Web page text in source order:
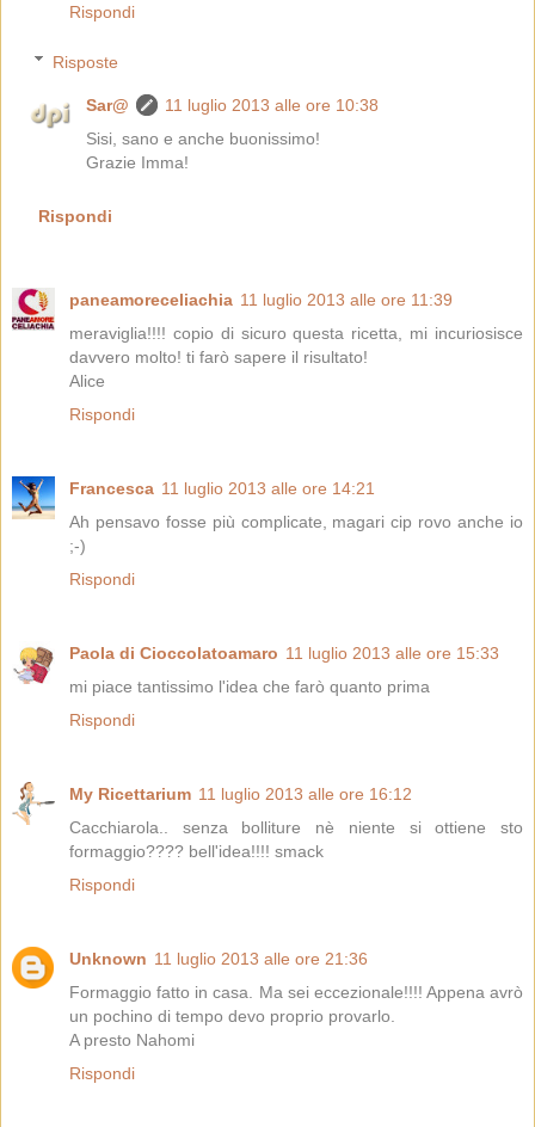
Rispondi
Risposte
Sar@
11 luglio 2013 alle ore 10:38
Sisi, sano e anche buonissimo!
Grazie Imma!
Rispondi
paneamoreceliachia 11 luglio 2013 alle ore 11:39
meraviglia!!!! copio di sicuro questa ricetta, mi incuriosisce
davvero molto! ti farò sapere il risultato!
Alice
Rispondi
Francesca 11 luglio 2013 alle ore 14:21
Ah pensavo fosse più complicate, magari cip rovo anche io
;-)
Rispondi
Paola di Cioccolatoamaro 11 luglio 2013 alle ore 15:33
mi piace tantissimo l'idea che farò quanto prima
Rispondi
My Ricettarium 11 luglio 2013 alle ore 16:12
Cacchiarola.. senza bolliture nè niente si ottiene sto
formaggio???? bell'idea!!!! smack
Rispondi
Unknown 11 luglio 2013 alle ore 21:36
Formaggio fatto in casa. Ma sei eccezionale!!!! Appena avrò
un pochino di tempo devo proprio provarlo.
A presto Nahomi
Rispondi